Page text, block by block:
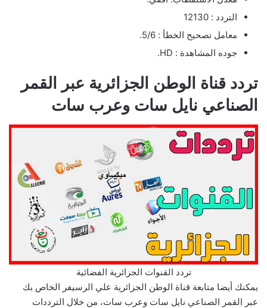
التردد : 12130
معامل تصحيح الخطأ : 5/6.
جوده المشاهدة : HD.
تردد قناة الوطن الجزائرية عبر القمر
الصناعي نايل سات وعرب سات
تردد القنوات الجزائرية الفضائية
يمكنك أيضا متابعة قناة الوطن الجزائرية علي الرسيفر الخاص بك
عبر القمر الصناعي نايل سات وعرب سات، من خلال الترددات